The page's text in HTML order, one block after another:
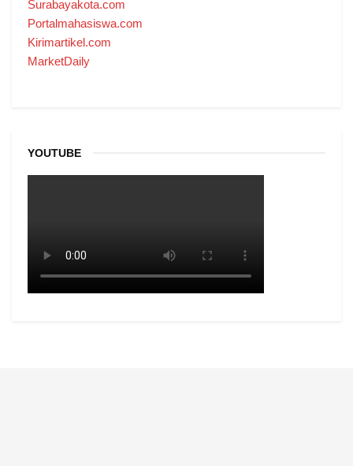
Surabayakota.com
Portalmahasiswa.com
Kirimartikel.com
MarketDaily
YOUTUBE